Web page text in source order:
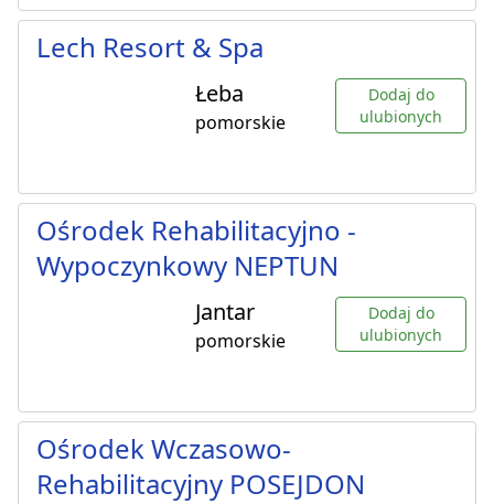
Lech Resort & Spa
Łeba
pomorskie
Dodaj do
ulubionych
Ośrodek Rehabilitacyjno -
Wypoczynkowy NEPTUN
Jantar
pomorskie
Dodaj do
ulubionych
Ośrodek Wczasowo-
Rehabilitacyjny POSEJDON